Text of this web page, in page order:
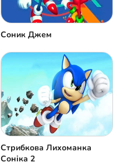
Соник Джем
Стрибкова Лихоманка
Соніка 2